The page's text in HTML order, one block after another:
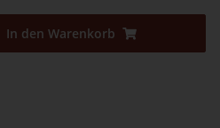
In den Warenkorb